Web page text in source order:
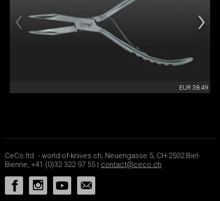
EUR 38.49
CeCo ltd. - world-of-knives.ch, Neuengasse 5, CH-2502 Biel-
Bienne, +41 (0)32 322 97 55 | contact@ceco.ch